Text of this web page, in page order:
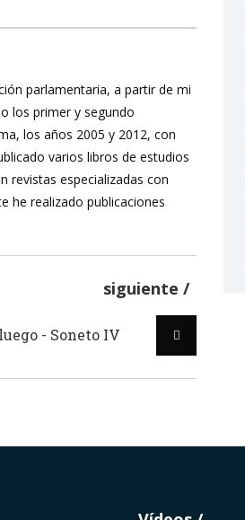
parlamentaria, a partir de mi
los primer y segundo
los años 2005 y 2012, con
varios libros de estudios
revistas especializadas con
he realizado publicaciones
siguiente
- Soneto IV